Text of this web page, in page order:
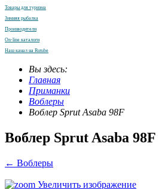
Товары для туризма
Зимняя рыбалка
Производители
On-line каталоги
Наш канал на Rutube
Вы здесь:
Главная
Приманки
Воблеры
Воблер Sprut Asaba 98F
Воблер Sprut Asaba 98F
← Воблеры
Увеличить изображение